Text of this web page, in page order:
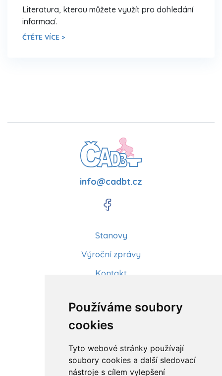
Používáme soubory
cookies
Tyto webové stránky používají
soubory cookies a další sledovací
nástroje s cílem vylepšení
Literatura, kterou můžete využít pro dohledání
informací.
ČTĚTE VÍCE >
info@cadbt.cz
Stanovy
Výroční zprávy
Kontakt
Články
Kurzy a workshopy
Sídlo ČADBT